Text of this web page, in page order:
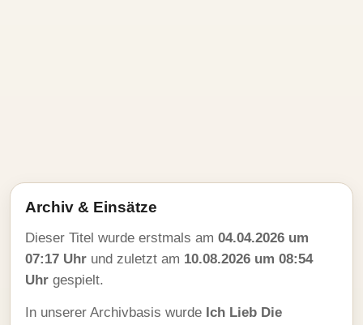
Archiv & Einsätze
Dieser Titel wurde erstmals am 04.04.2026 um
07:17 Uhr und zuletzt am 10.08.2026 um 08:54
Uhr gespielt.
In unserer Archivbasis wurde Ich Lieb Die